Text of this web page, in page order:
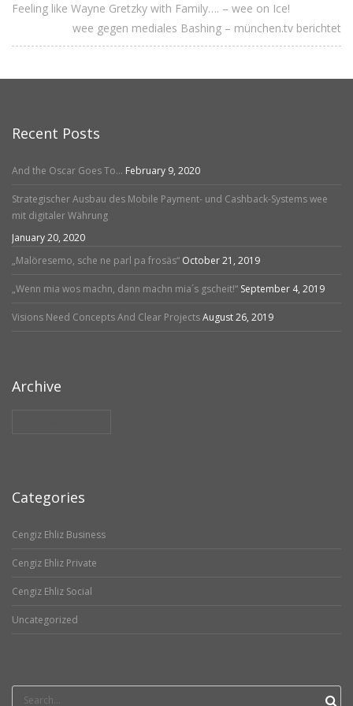
Feeling like Wayne Gretzky with Family…. – wee on Ice!
wee gegen mediales Bashing – münchen.tv berichtet
Recent Posts
And the Oscar Goes To… February 9, 2020
Strategischer Ausbau des Mobile Payment- und Cashback-Systems wee
mit digitaler Währung
January 20, 2020
„Malöresemo, sche ne parl pa frosäs“ October 21, 2019
„Wenn mia wos machn, dann machn mia´s gscheit!“ September 4, 2019
Visions Need Concepts And Clear ProjectsAugust 26, 2019
Archive
Categories
Cengiz Ehliz Business
Cengiz Ehliz Private
Cengiz Ehliz Social
Uncategorized
Search